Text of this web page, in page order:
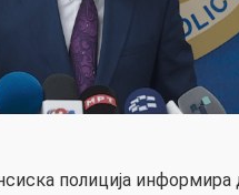
полиција информира